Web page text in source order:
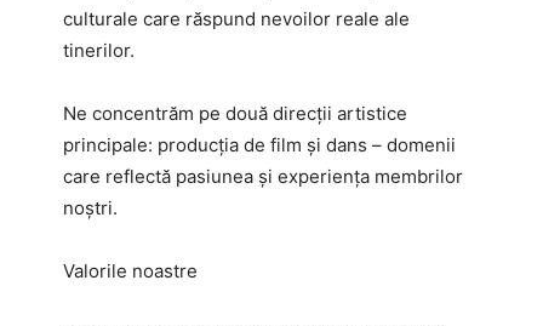
culturale care răspund nevoilor reale ale
tinerilor.
Ne concentrăm pe două direcții artistice
principale: producția de film și dans – domenii
care reflectă pasiunea și experiența membrilor
noștri.
Valorile noastre